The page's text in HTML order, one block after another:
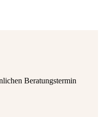
Beratungstermin